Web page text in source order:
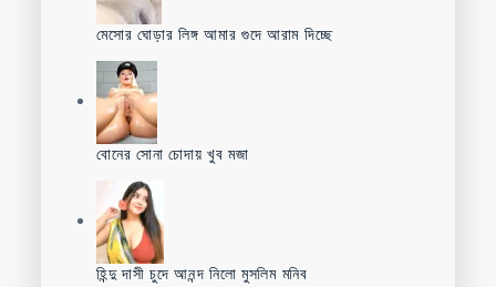
মেসোর ঘোড়ার লিঙ্গ আমার গুদে আরাম দিচ্ছে
বোনের সোনা চোদায় খুব মজা
হিন্দু দাসী চুদে আনন্দ নিলো মুসলিম মনিব